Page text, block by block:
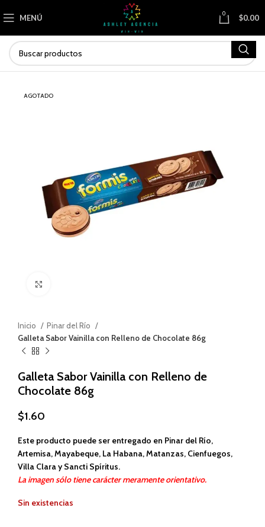
MENÚ 0 $0.00
AGOTADO
Inicio
Pinar del Río
Galleta Sabor Vainilla con Relleno de Chocolate 86g
Galleta Sabor Vainilla con Relleno de
Chocolate 86g
$1.60
Este producto puede ser entregado en Pinar del Río,
Artemisa, Mayabeque, La Habana, Matanzas, Cienfuegos,
Villa Clara y Sancti Spíritus.
La imagen sólo tiene carácter meramente orientativo.
Sin existencias